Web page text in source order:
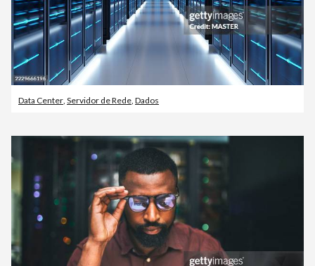
Data Center, Servidor de Rede, Dados